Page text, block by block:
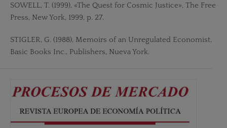
SOWELL, T. (1999), «The Quest for Cosmic Justice», The Free
Press, New York, 1999, p. 27.
STIGLER, G. (1988), Memoirs of an Unregulated Economist,
Basic Books Inc., Publishers, Nueva York.